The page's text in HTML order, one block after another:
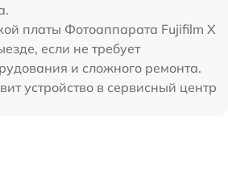
платы Фотоаппарата Fujifilm X
если не требует
и сложного ремонта.
устройство в сервисный центр